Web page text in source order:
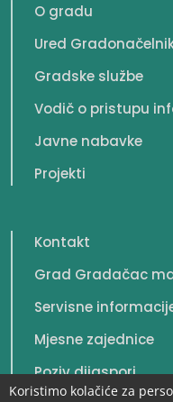
O gradu
Ured
Gradske službe
Vodič o pristupu
Javne nabavke
Projekti
Kontakt
Grad Gradačac
Servisne
Mjesne zajednice
Poziv dijaspori
Koristimo kolačiće za